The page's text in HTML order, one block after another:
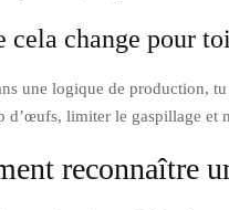
cela change pour toi
une logique de production,
d’œufs, limiter le gaspillage et
reconnaître